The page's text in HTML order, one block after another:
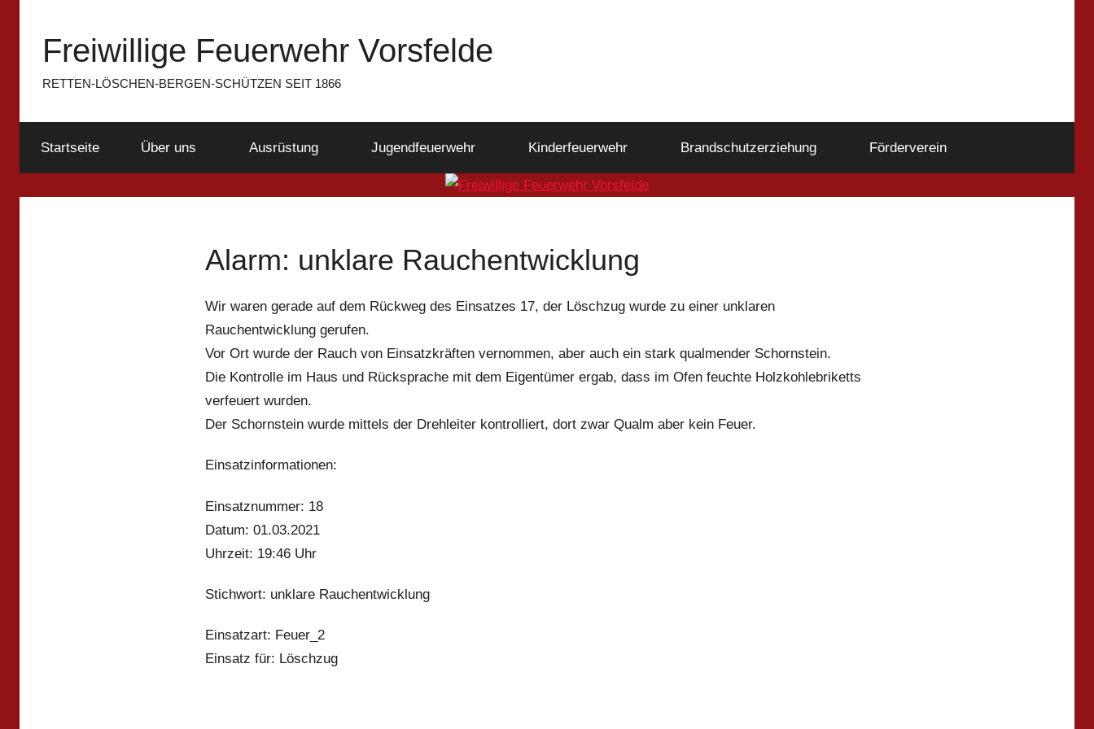
springen
Freiwillige Feuerwehr Vorsfelde
RETTEN-LÖSCHEN-BERGEN-SCHÜTZEN SEIT 1866
Startseite Über uns Ausrüstung Jugendfeuerwehr Kinderfeuerwehr Brandschutzerziehung Förderverein
Alarm: unklare Rauchentwicklung
Wir waren gerade auf dem Rückweg des Einsatzes 17, der Löschzug wurde zu einer unklaren
Rauchentwicklung gerufen.
Vor Ort wurde der Rauch von Einsatzkräften vernommen, aber auch ein stark qualmender Schornstein.
Die Kontrolle im Haus und Rücksprache mit dem Eigentümer ergab, dass im Ofen feuchte Holzkohlebriketts
verfeuert wurden.
Der Schornstein wurde mittels der Drehleiter kontrolliert, dort zwar Qualm aber kein Feuer.
Einsatzinformationen:
Einsatznummer: 18
Datum: 01.03.2021
Uhrzeit: 19:46 Uhr
Stichwort: unklare Rauchentwicklung
Einsatzart: Feuer_2
Einsatz für: Löschzug